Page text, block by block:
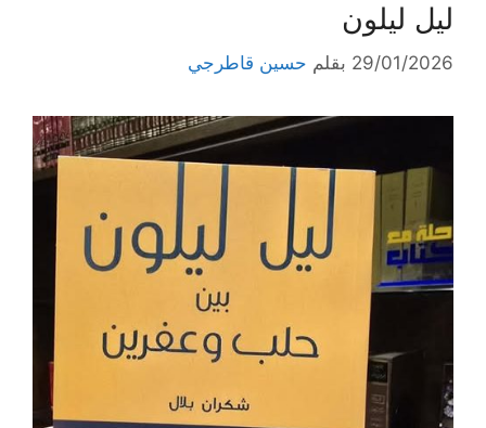
ليل ليلون
29/01/2026 بقلم حسين قاطرجي